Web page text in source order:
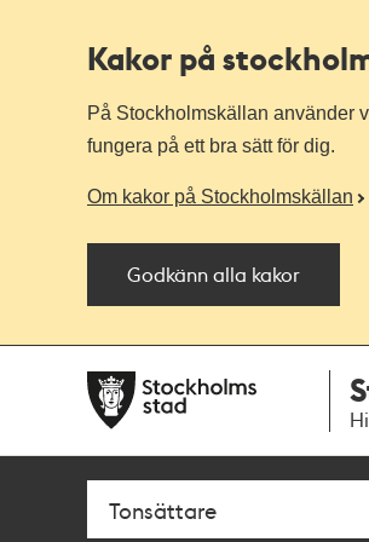
Kakor på
På Stockholmskällan använder
fungera på ett bra sätt för dig.
Om kakor på Stockholmskällan
Godkänn alla kakor
navigationen
huvudinnehållet
Sök